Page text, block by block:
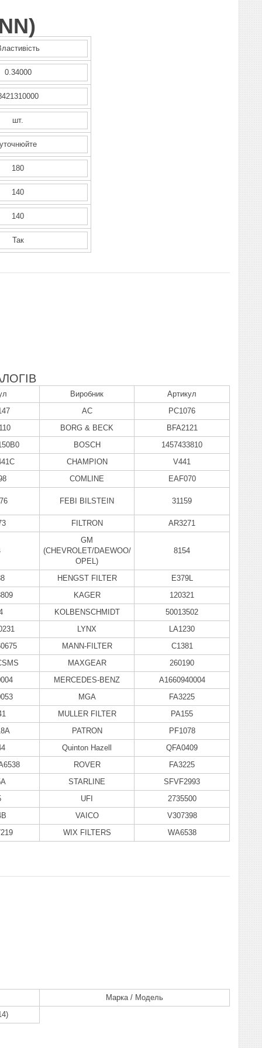
)
0.34000
шт.
уточнюйте
180
140
140
Так
Виробник
Артикул
AC
PC1076
BORG & BECK
BFA2121
BOSCH
1457433810
CHAMPION
V441
COMLINE
EAF070
FEBI BILSTEIN 31159
FILTRON AR3271
GM
(CHEVROLET/DAEWOO/
OPEL)
8154
HENGST FILTER
E379L
KAGER
120321
KOLBENSCHMIDT
50013502
LYNX
LA1230
MANN-FILTER
C1381
MAXGEAR
260190
MERCEDES-BENZ
A1660940004
MGA
FA3225
MULLER FILTER
PA155
PATRON
PF1078
Quinton Hazell
QFA0409
ROVER
FA3225
STARLINE
SFVF2993
UFI
2735500
VAICO
V307398
WIX FILTERS WA6538
Марка / Модель